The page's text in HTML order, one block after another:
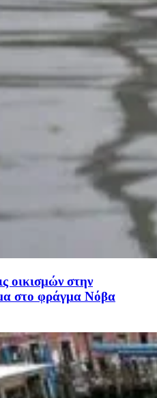
οικισμών στην
στο φράγμα Νόβα